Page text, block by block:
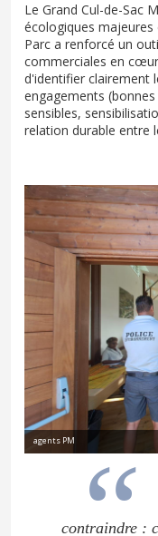
Le Grand Cul-de-Sac
écologiques
Parc a renforcé un
commerciales en
d'identifier clairement
engagements
sensibles,
relation durable entre
agents PM
contraindre :